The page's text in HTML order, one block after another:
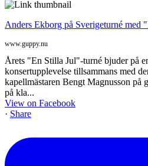
Anders Ekborg på Sverigeturné med
www.guppy.nu
Årets "En Stilla Jul"-turné bjuder på
konsertupplevelse tillsammans med
kapellmästaren Bengt Magnusson på
på kla...
View on Facebook
· Share